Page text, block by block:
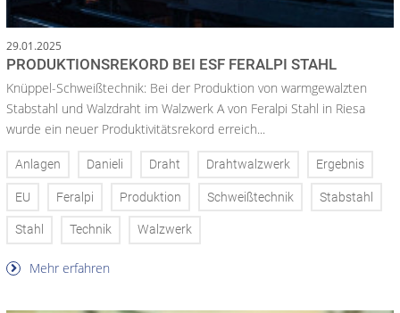
29.01.2025
PRODUKTIONSREKORD BEI ESF FERALPI STAHL
Knüppel-Schweißtechnik: Bei der Produktion von warmgewalzten
Stabstahl und Walzdraht im Walzwerk A von Feralpi Stahl in Riesa
wurde ein neuer Produktivitätsrekord erreich...
Anlagen Danieli Draht Drahtwalzwerk Ergebnis
EU Feralpi Produktion Schweißtechnik Stabstahl
Stahl Technik Walzwerk
Mehr erfahren